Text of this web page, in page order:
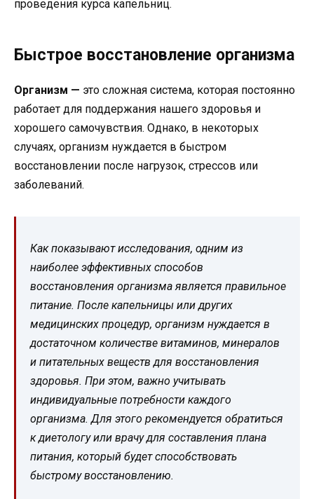
проведения курса капельниц.
Быстрое восстановление организма
Организм — это сложная система, которая постоянно
работает для поддержания нашего здоровья и
хорошего самочувствия. Однако, в некоторых
случаях, организм нуждается в быстром
восстановлении после нагрузок, стрессов или
заболеваний.
Как показывают исследования, одним из
наиболее эффективных способов
восстановления организма является правильное
питание. После капельницы или других
медицинских процедур, организм нуждается в
достаточном количестве витаминов, минералов
и питательных веществ для восстановления
здоровья. При этом, важно учитывать
индивидуальные потребности каждого
организма. Для этого рекомендуется обратиться
к диетологу или врачу для составления плана
питания, который будет способствовать
быстрому восстановлению.